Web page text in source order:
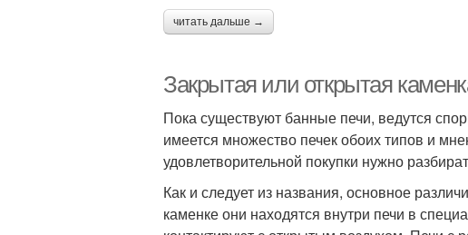
читать дальше →
Закрытая или открытая
Пока существуют банные печи, ведутся
имеется множество печек обоих типов и
удовлетворительной покупки нужно
Как и следует из названия, основное
каменке они находятся внутри печи в